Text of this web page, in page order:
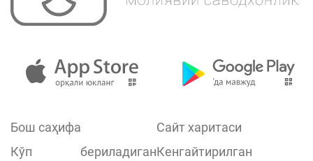
Бош саҳифа
Сайт харитаси
Кўп бериладиганКенгайтирилган